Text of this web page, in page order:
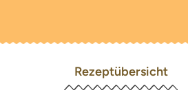
Rezeptübersicht